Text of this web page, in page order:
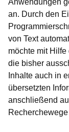
Anwendungen
an. Durch den
von Text
möchte mit
die bisher
Inhalte auch in
übersetzten
anschließend